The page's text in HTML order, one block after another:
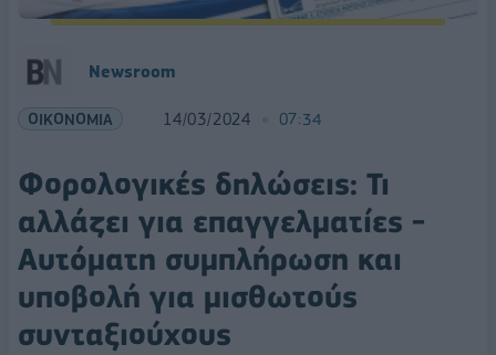
Newsroom
ΟΙΚΟΝΟΜΙΑ 14/03/2024 07:34
Φορολογικές δηλώσεις: Τι
αλλάζει για επαγγελματίες -
Αυτόματη συμπλήρωση και
υποβολή για μισθωτούς
συνταξιούχους